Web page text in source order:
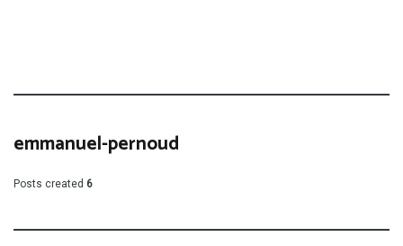
emmanuel-pernoud
Posts created 6